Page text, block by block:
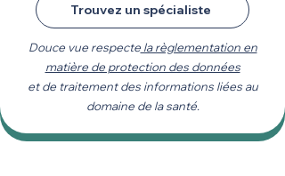
Trouvez un spécialiste
Douce vue respectela règlementation en
matière de protection des données
et de traitement des informations liées au
domaine de la santé.